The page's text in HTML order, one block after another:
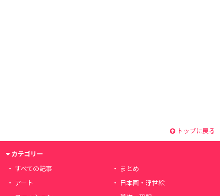
トップに戻る
カテゴリー
すべての記事
まとめ
アート
日本画・浮世絵